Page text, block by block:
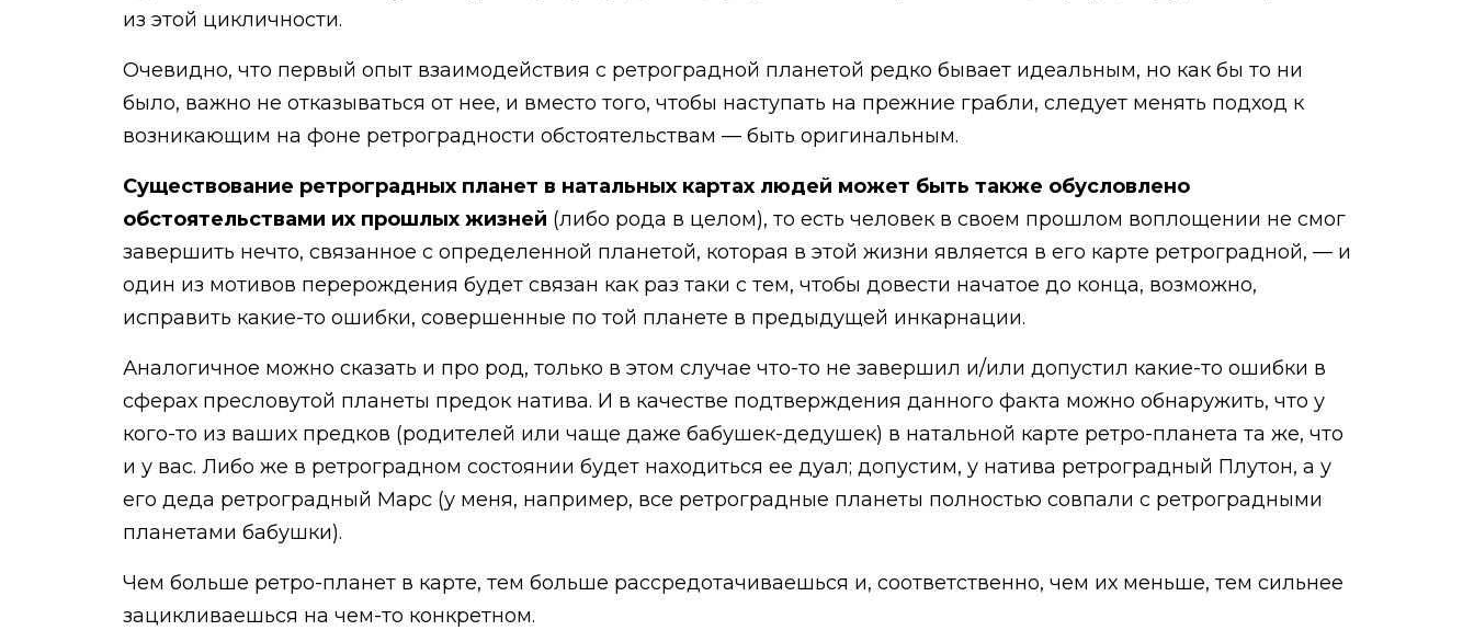
из этой цикличности.
Очевидно, что первый опыт взаимодействия с ретроградной планетой редко бывает идеальным, но как бы то ни
было, важно не отказываться от нее, и вместо того, чтобы наступать на прежние грабли, следует менять подход к
возникающим на фоне ретроградности обстоятельствам — быть оригинальным.
Существование ретроградных планет в натальных картах людей может быть также обусловлено
обстоятельствами их прошлых жизней (либо рода в целом), то есть человек в своем прошлом воплощении не смог
завершить нечто, связанное с определенной планетой, которая в этой жизни является в его карте ретроградной, — и
один из мотивов перерождения будет связан как раз таки с тем, чтобы довести начатое до конца, возможно,
исправить какие-то ошибки, совершенные по той планете в предыдущей инкарнации.
Аналогичное можно сказать и про род, только в этом случае что-то не завершил и/или допустил какие-то ошибки в
сферах пресловутой планеты предок натива. И в качестве подтверждения данного факта можно обнаружить, что у
кого-то из ваших предков (родителей или чаще даже бабушек-дедушек) в натальной карте ретро-планета та же, что
и у вас. Либо же в ретроградном состоянии будет находиться ее дуал; допустим, у натива ретроградный Плутон, а у
его деда ретроградный Марс (у меня, например, все ретроградные планеты полностью совпали с ретроградными
планетами бабушки).
Чем больше ретро-планет в карте, тем больше рассредотачиваешься и, соответственно, чем их меньше, тем сильнее
зацикливаешься на чем-то конкретном.